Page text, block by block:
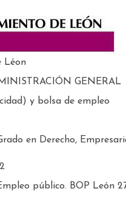
Léon
GENERAL
y bolsa de empleo
en Derecho,
público. BOP León